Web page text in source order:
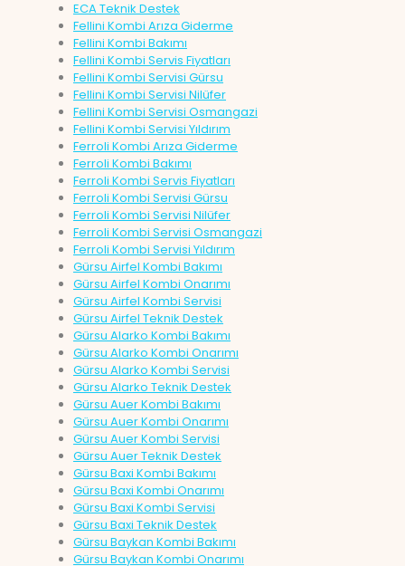
ECA Teknik Destek
Fellini Kombi Arıza Giderme
Fellini Kombi Bakımı
Fellini Kombi Servis Fiyatları
Fellini Kombi Servisi Gürsu
Fellini Kombi Servisi Nilüfer
Fellini Kombi Servisi Osmangazi
Fellini Kombi Servisi Yıldırım
Ferroli Kombi Arıza Giderme
Ferroli Kombi Bakımı
Ferroli Kombi Servis Fiyatları
Ferroli Kombi Servisi Gürsu
Ferroli Kombi Servisi Nilüfer
Ferroli Kombi Servisi Osmangazi
Ferroli Kombi Servisi Yıldırım
Gürsu Airfel Kombi Bakımı
Gürsu Airfel Kombi Onarımı
Gürsu Airfel Kombi Servisi
Gürsu Airfel Teknik Destek
Gürsu Alarko Kombi Bakımı
Gürsu Alarko Kombi Onarımı
Gürsu Alarko Kombi Servisi
Gürsu Alarko Teknik Destek
Gürsu Auer Kombi Bakımı
Gürsu Auer Kombi Onarımı
Gürsu Auer Kombi Servisi
Gürsu Auer Teknik Destek
Gürsu Baxi Kombi Bakımı
Gürsu Baxi Kombi Onarımı
Gürsu Baxi Kombi Servisi
Gürsu Baxi Teknik Destek
Gürsu Baykan Kombi Bakımı
Gürsu Baykan Kombi Onarımı